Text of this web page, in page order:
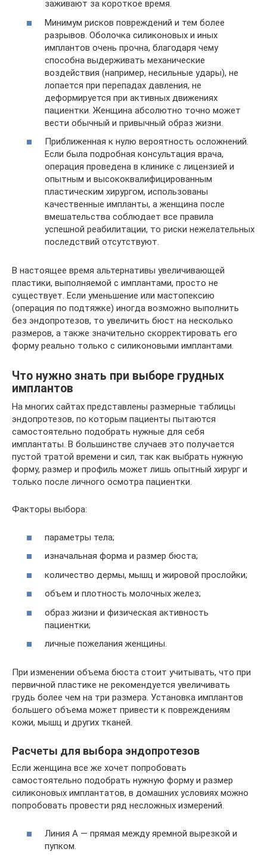
заживают за короткое время.
Минимум рисков повреждений и тем более
разрывов. Оболочка силиконовых и иных
имплантов очень прочна, благодаря чему
способна выдерживать механические
воздействия (например, несильные удары), не
лопается при перепадах давления, не
деформируется при активных движениях
пациентки. Женщина абсолютно точно может
вести обычный и привычный образ жизни.
Приближенная к нулю вероятность осложнений.
Если была подробная консультация врача,
операция проведена в клинике с лицензией и
опытным и высококвалифицированным
пластическим хирургом, использованы
качественные импланты, а женщина после
вмешательства соблюдает все правила
успешной реабилитации, то риски нежелательных
последствий отсутствуют.
В настоящее время альтернативы увеличивающей
пластики, выполняемой с имплантами, просто не
существует. Если уменьшение или мастопексию
(операция по подтяжке) иногда возможно выполнить
без эндопротезов, то увеличить бюст на несколько
размеров, а также значительно скорректировать его
форму реально только с силиконовыми имплантами.
Что нужно знать при выборе грудных
имплантов
На многих сайтах представлены размерные таблицы
эндопротезов, по которым пациенты пытаются
самостоятельно подобрать нужные для себя
имплантаты. В большинстве случаев это получается
пустой тратой времени и сил, так как выбрать нужную
форму, размер и профиль может лишь опытный хирург и
только после личного осмотра пациентки.
Факторы выбора:
параметры тела;
изначальная форма и размер бюста;
количество дермы, мышц и жировой прослойки;
объем и плотность молочных желез;
образ жизни и физическая активность
пациентки;
личные пожелания женщины.
При изменении объема бюста стоит учитывать, что при
первичной пластике не рекомендуется увеличивать
грудь более чем на три размера. Установка имплантов
большего объема может привести к повреждениям
кожи, мышц и других тканей.
Расчеты для выбора эндопротезов
Если женщина все же хочет попробовать
самостоятельно подобрать нужную форму и размер
силиконовых имплантатов, в домашних условиях можно
попробовать провести ряд несложных измерений.
Линия А — прямая между яремной вырезкой и
пупком.